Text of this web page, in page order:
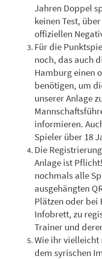
Jahren Doppel
keinen Test,
offiziellen
Für die
noch, das auch
Hamburg einen
benötigen, um
unserer Anlage
informieren.
Spieler über 18
Die
Anlage ist
nochmals alle
ausgehängten
Plätzen oder bei
Infobrett, zu
Trainer und
Wie ihr
dem syrischen